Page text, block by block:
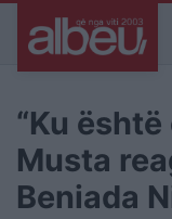
“Ku
Musta
Beniada